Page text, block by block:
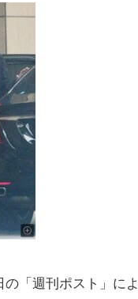
の「週刊ポスト」に